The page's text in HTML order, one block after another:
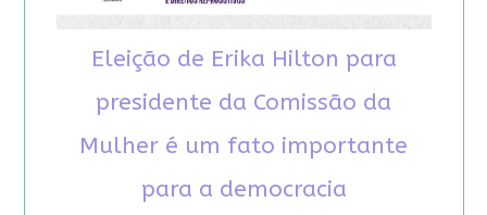
Eleição de Erika Hilton para
presidente da Comissão da
Mulher é um fato importante
para a democracia